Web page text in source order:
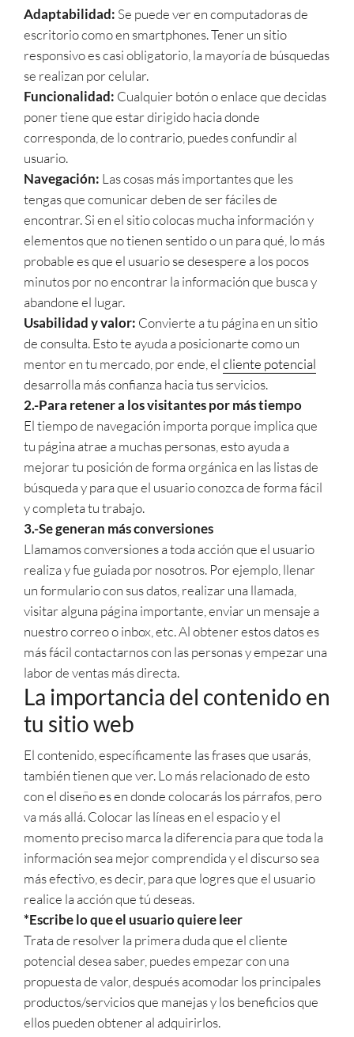
Adaptabilidad: Se puede ver en computadoras de
escritorio como en smartphones. Tener un sitio
responsivo es casi obligatorio, la mayoría de búsquedas
se realizan por celular.
Funcionalidad: Cualquier botón o enlace que decidas
poner tiene que estar dirigido hacia donde
corresponda, de lo contrario, puedes confundir al
usuario.
Navegación: Las cosas más importantes que les
tengas que comunicar deben de ser fáciles de
encontrar. Si en el sitio colocas mucha información y
elementos que no tienen sentido o un para qué, lo más
probable es que el usuario se desespere a los pocos
minutos por no encontrar la información que busca y
abandone el lugar.
Usabilidad y valor: Convierte a tu página en un sitio
de consulta. Esto te ayuda a posicionarte como un
mentor en tu mercado, por ende, elcliente potencial
desarrolla más confianza hacia tus servicios.
2.-Para retener a los visitantes por más tiempo
El tiempo de navegación importa porque implica que
tu página atrae a muchas personas, esto ayuda a
mejorar tu posición de forma orgánica en las listas de
búsqueda y para que el usuario conozca de forma fácil
y completa tu trabajo.
3.-Se generan más conversiones
Llamamos conversiones a toda acción que el usuario
realiza y fue guiada por nosotros. Por ejemplo, llenar
un formulario con sus datos, realizar una llamada,
visitar alguna página importante, enviar un mensaje a
nuestro correo o inbox, etc. Al obtener estos datos es
más fácil contactarnos con las personas y empezar una
labor de ventas más directa.
La importancia del contenido en
tu sitio web
El contenido, específicamente las frases que usarás,
también tienen que ver. Lo más relacionado de esto
con el diseño es en donde colocarás los párrafos, pero
va más allá. Colocar las líneas en el espacio y el
momento preciso marca la diferencia para que toda la
información sea mejor comprendida y el discurso sea
más efectivo, es decir, para que logres que el usuario
realice la acción que tú deseas.
*Escribe lo que el usuario quiere leer
Trata de resolver la primera duda que el cliente
potencial desea saber, puedes empezar con una
propuesta de valor, después acomodar los principales
productos/servicios que manejas y los beneficios que
ellos pueden obtener al adquirirlos.